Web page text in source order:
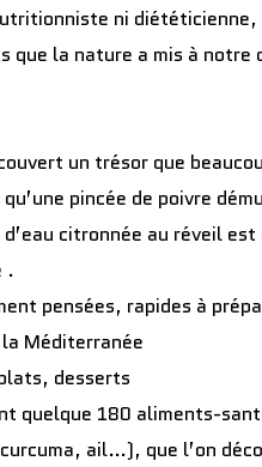
ni
que la nature a mis à
un trésor que
qu’une pincée de poivre
d’eau citronnée au réveil
.
pensées, rapides à
Méditerranée
desserts
quelque 180 aliments-
ail…), que l’on